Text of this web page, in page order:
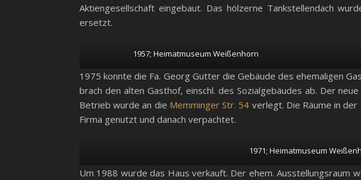
Aktiengesellschaft eingebaut. Das hölzerne Tankstellendach
ersetzt.
1957; Heimatmuseum Weißenhorn
1975 konnte die Fa. Georg Gutter die Gebäude des ehemaligen
brach den alten Gasthof, einschl. des Sozialgebäudes ab. Der
Betrieb wurde an die Memminger Str. 54 verlegt. Die Räume in
Firma genutzt und danach verpachtet.
1971; Heimatmuseum
Um 1988 wurde das Haus verkauft. Der ehem. Ausstellungsraum